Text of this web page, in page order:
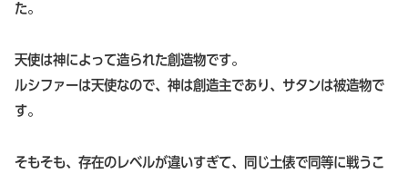
た。
天使は神によって造られた創造物です。
ルシファーは天使なので、神は創造主であり、サタンは被造物で
す。
そもそも、存在のレベルが違いすぎて、同じ土俵で同等に戦うこ